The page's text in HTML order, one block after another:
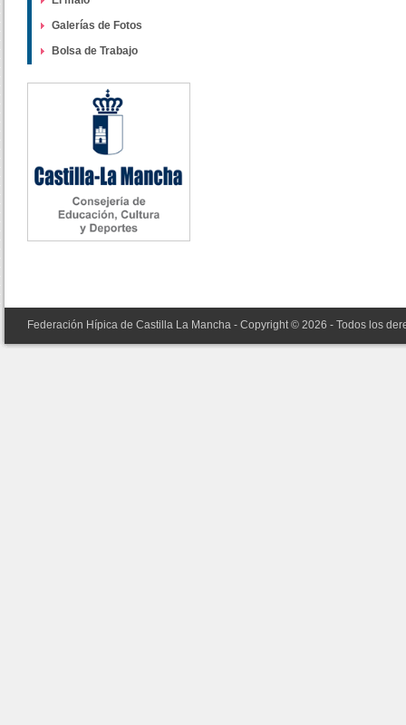
Galerías de Fotos
Bolsa de Trabajo
Federación Hípica de Castilla La Mancha - Copyright © 2026 - Todos los